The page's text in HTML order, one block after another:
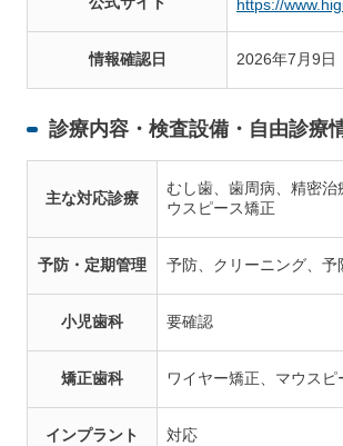
https://
情報確認日 2026年7月9日
診療内容・検査設備・自由診療
主な対応診療
むし歯、歯周病、精密
ウスピース矯正
予防・定期管理 予防、クリーニング、予
小児歯科 要確認
矯正歯科 ワイヤー矯正、マウス
インプラント 対応